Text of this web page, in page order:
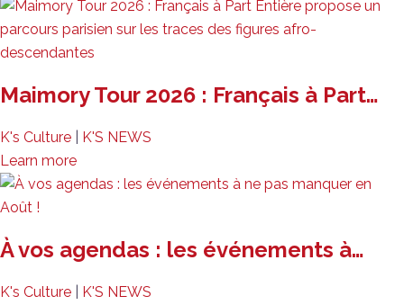
Maimory Tour 2026 : Français à Part…
K's Culture
K'S NEWS
Learn more
À vos agendas : les événements à…
K's Culture
K'S NEWS